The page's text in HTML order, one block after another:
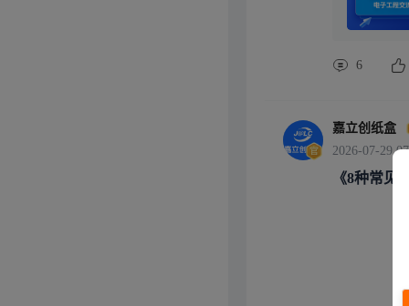
内部结构设
下看，思路
个人研发、
打印，打样
链等实操案
SolidWorks
专业选手✅
6
嘉立创纸盒
2026-07-29
《8种常见